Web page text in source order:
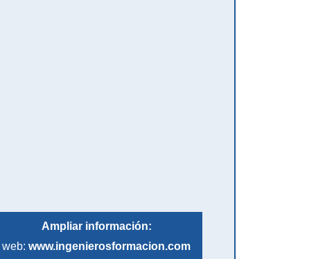
Ampliar información:
web:www.ingenierosformacion.com